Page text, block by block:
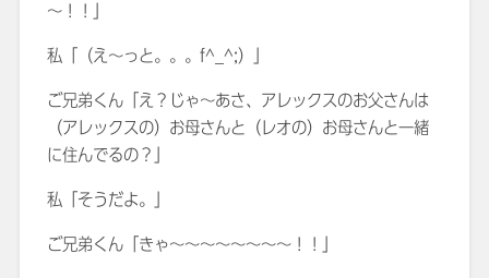
～！！」
私「（え～っと。。。f^_^;）」
ご兄弟くん「え？じゃ～あさ、アレックスのお父さんは
（アレックスの）お母さんと（レオの）お母さんと一緒
に住んでるの？」
私「そうだよ。」
ご兄弟くん「きゃ～～～～～～～～！！」